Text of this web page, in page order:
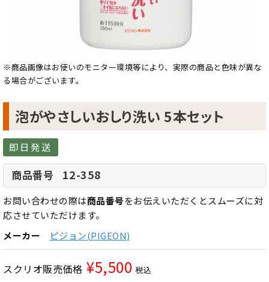
※商品画像はお使いのモニター環境等により、実際の商品と色味が異な
る場合がございます。
泡がやさしいおしり洗い 5本セット
即日発送
商品番号 12-358
お問い合わせの際は商品番号をお伝えいただくとスムーズに対
応させていただけます。
メーカー
ピジョン(PIGEON)
スクリオ販売価格 ¥5,500 税込